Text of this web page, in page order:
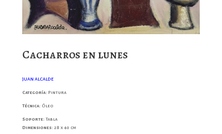
Cacharros en lunes
JUAN ALCALDE
Categoría: Pintura
Técnica: Óleo
Soporte: Tabla
Dimensiones: 28 x 40 cm